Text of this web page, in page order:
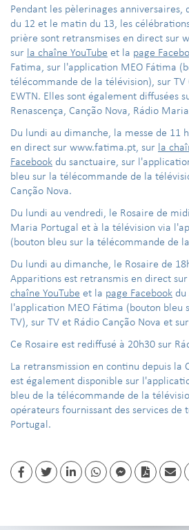
Pendant les pèlerinages
du 12 et le matin du 13, les
prière sont retransmises en direct sur
sur la chaîne YouTube et la page
Fatima, sur l'application MEO Fátima
télécommande de la télévision), sur TV
EWTN. Elles sont également diffusées
Renascença, Canção Nova, Rádio
Du lundi au dimanche, la messe de 11
en direct sur www.fatima.pt, sur la
Facebook du sanctuaire, sur
bleu sur la télécommande de la
Canção Nova.
Du lundi au vendredi, le Rosaire de
Maria Portugal et à la télévision via
(bouton bleu sur la télécommande de
Du lundi au dimanche, le Rosaire de
Apparitions est retransmis en direct
chaîne YouTube et la page Facebook
l'application MEO Fátima (bouton bleu
TV), sur TV et Rádio Canção Nova et
Ce Rosaire est rediffusé à 20h30 sur
La retransmission en continu depuis la
est également disponible sur
bleu de la télécommande de la
opérateurs fournissant des services de
Portugal.
FacebookTwitterLinkedinwhatsappfacebook
PDF